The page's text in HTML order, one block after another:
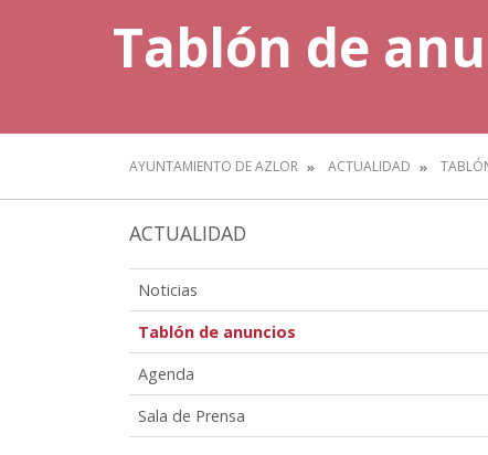
Tablón de
AYUNTAMIENTO DE AZLOR ACTUALIDAD
ACTUALIDAD
Noticias
Tablón de anuncios
Agenda
Sala de Prensa